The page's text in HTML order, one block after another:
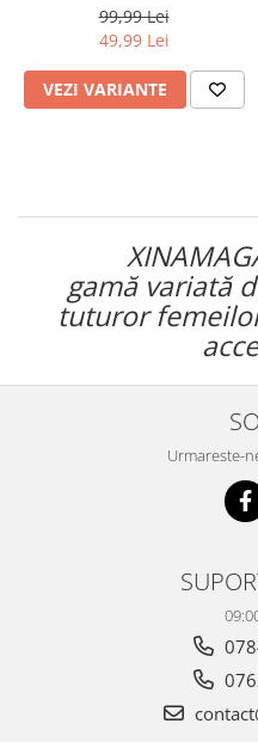
99,99 Lei
49,99 Lei
VEZI VARIANTE
gamă variată
tuturor
Urmareste-